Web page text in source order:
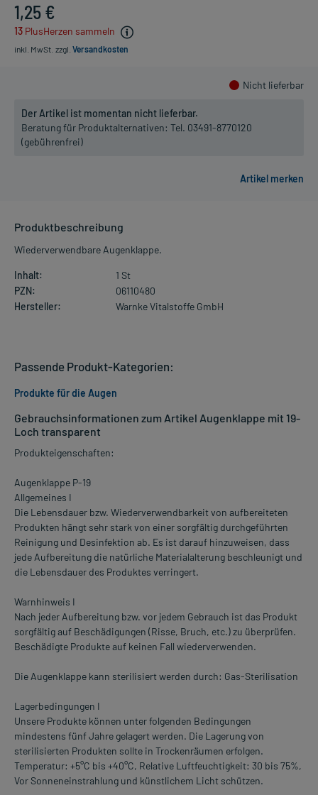
1,25 €
13 PlusHerzen sammeln
inkl. MwSt. zzgl. Versandkosten
Nicht lieferbar
Der Artikel ist momentan nicht lieferbar.
Beratung für Produktalternativen: Tel. 03491-8770120
(gebührenfrei)
Produktbeschreibung
Wiederverwendbare Augenklappe.
Inhalt:
1 St
PZN:
06110480
Hersteller:
Warnke Vitalstoffe GmbH
Gebrauchsinformationen zum Artikel Augenklappe mit 19-
Loch transparent
Produkteigenschaften:
Augenklappe P-19
Allgemeines I
Die Lebensdauer bzw. Wiederverwendbarkeit von aufbereiteten
Produkten hängt sehr stark von einer sorgfältig durchgeführten
Reinigung und Desinfektion ab. Es ist darauf hinzuweisen, dass
jede Aufbereitung die natürliche Materialalterung beschleunigt und
die Lebensdauer des Produktes verringert.
Warnhinweis I
Nach jeder Aufbereitung bzw. vor jedem Gebrauch ist das Produkt
sorgfältig auf Beschädigungen (Risse, Bruch, etc.) zu überprüfen.
Beschädigte Produkte auf keinen Fall wiederverwenden.
Die Augenklappe kann sterilisiert werden durch: Gas-Sterilisation
Lagerbedingungen I
Unsere Produkte können unter folgenden Bedingungen
mindestens fünf Jahre gelagert werden. Die Lagerung von
sterilisierten Produkten sollte in Trockenräumen erfolgen.
Temperatur: +5°C bis +40°C, Relative Luftfeuchtigkeit: 30 bis 75%,
Vor Sonneneinstrahlung und künstlichem Licht schützen.
Passende Produkt-Kategorien:
Produkte für die Augen